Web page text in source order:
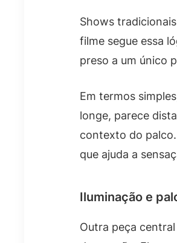
Shows
filme segue essa
preso a um único
Em termos
longe, parece
contexto do
que ajuda a
Iluminação e
Outra peça